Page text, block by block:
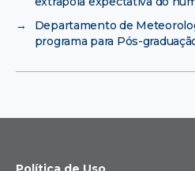
→
Departamento de
programa para Pós-